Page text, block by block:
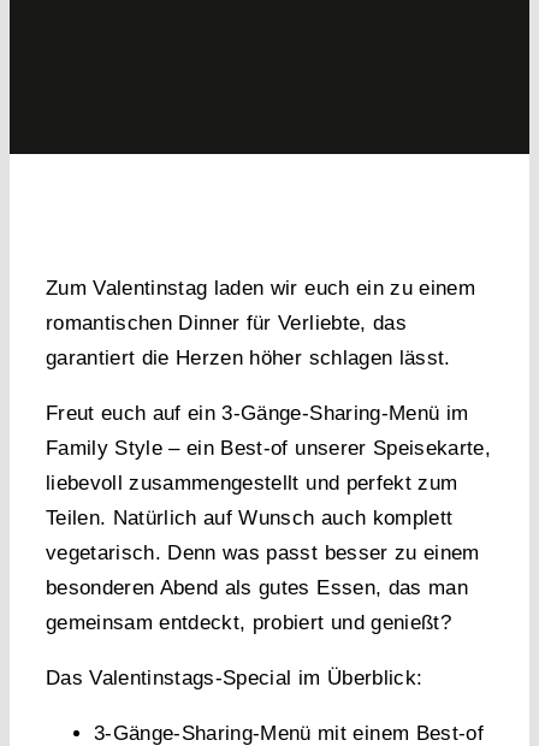
Zum Valentinstag laden wir euch ein zu einem
romantischen Dinner für Verliebte, das
garantiert die Herzen höher schlagen lässt.
Freut euch auf ein3-Gänge-Sharing-Menü im
Family Style – ein Best-of unserer Speisekarte,
liebevoll zusammengestellt und perfekt zum
Teilen. Natürlich auf Wunsch auch komplett
vegetarisch. Denn was passt besser zu einem
besonderen Abend als gutes Essen, das man
gemeinsam entdeckt, probiert und genießt?
Das Valentinstags-Special im Überblick:
3-Gänge-Sharing-Menü mit einem Best-of